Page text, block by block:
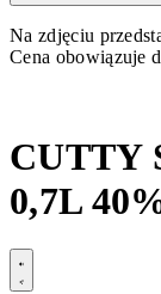
Na zdjęciu
Cena obowiązuje
CUTTY
0,7L